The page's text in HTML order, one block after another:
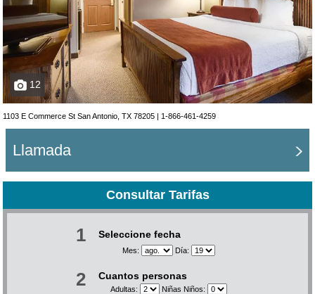
12
1103 E Commerce St San Antonio, TX 78205 | 1-866-461-4259
Llamada
Consultar Tarifas
1 Seleccione fecha
Mes: Día:
2 Cuantos personas
Adultas: Niñas Niños: